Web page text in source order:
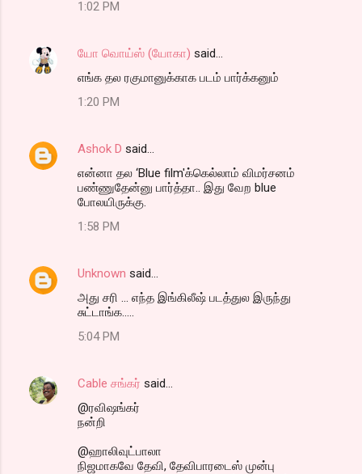
1:02 PM
யோ வொய்ஸ் (யோகா) said…
எங்க தல ரகுமானுக்காக படம் பார்க்கனும்
1:20 PM
Ashok D said…
என்னா தல ‘Blue film'க்கெல்லாம் விமர்சனம்
பண்ணுதேன்னு பார்த்தா.. இது வேற blue
போலயிருக்கு.
1:58 PM
Unknown said…
அது சரி ... எந்த இங்கிலீஷ் படத்துல இருந்து
சுட்டாங்க.....
5:04 PM
Cable சங்கர் said…
@ரவிஷங்கர்
நன்றி
@ஹாலிவுட்பாலா
நிஜமாகவே தேவி, தேவிபாரடைஸ் முன்பு